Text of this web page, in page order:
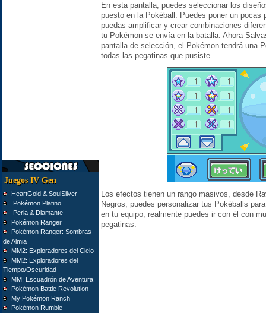
Juegos IV Gen
HeartGold & SoulSilver
Pokémon Platino
Perla & Diamante
Pokémon Ranger
Pokémon Ranger: Sombras
de Almia
MM2: Exploradores del Cielo
MM2: Exploradores del
Tiempo/Oscuridad
MM: Escuadrón de Aventura
Pokémon Battle Revolution
My Pokémon Ranch
Pokémon Rumble
En esta pantalla, puedes seleccionar los
puesto en la Pokéball. Puedes poner un pocas
puedas amplificar y crear combinaciones
tu Pokémon se envía en la batalla. Ahora
pantalla de selección, el Pokémon tendrá una
todas las pegatinas que pusiste.
Los efectos tienen un rango masivos, desde
Negros, puedes personalizar tus Pokéballs
en tu equipo, realmente puedes ir con él con
pegatinas.